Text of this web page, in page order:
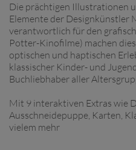
Die prächtigen Illustrationen
Elemente der Designkünstler
verantwortlich für den
Potter-Kinofilme) machen
optischen und haptischen
klassischer Kinder- und
Buchliebhaber aller
Mit 9 interaktiven Extras wie
Ausschneidepuppe, Karten,
vielem mehr